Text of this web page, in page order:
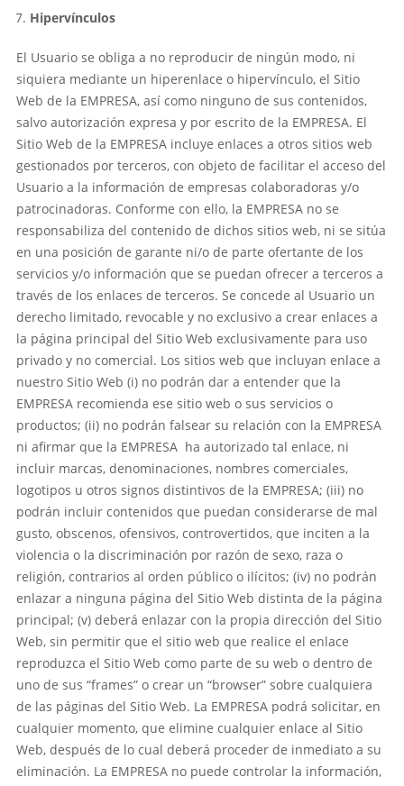
Hipervínculos
El Usuario se obliga a no reproducir de ningún modo, ni
siquiera mediante un hiperenlace o hipervínculo, el Sitio
Web de la EMPRESA, así como ninguno de sus contenidos,
salvo autorización expresa y por escrito de la EMPRESA. El
Sitio Web de la EMPRESA incluye enlaces a otros sitios web
gestionados por terceros, con objeto de facilitar el acceso del
Usuario a la información de empresas colaboradoras y/o
patrocinadoras. Conforme con ello, la EMPRESA no se
responsabiliza del contenido de dichos sitios web, ni se sitúa
en una posición de garante ni/o de parte ofertante de los
servicios y/o información que se puedan ofrecer a terceros a
través de los enlaces de terceros. Se concede al Usuario un
derecho limitado, revocable y no exclusivo a crear enlaces a
la página principal del Sitio Web exclusivamente para uso
privado y no comercial. Los sitios web que incluyan enlace a
nuestro Sitio Web (i) no podrán dar a entender que la
EMPRESA recomienda ese sitio web o sus servicios o
productos; (ii) no podrán falsear su relación con la EMPRESA
ni afirmar que la EMPRESA ha autorizado tal enlace, ni
incluir marcas, denominaciones, nombres comerciales,
logotipos u otros signos distintivos de la EMPRESA; (iii) no
podrán incluir contenidos que puedan considerarse de mal
gusto, obscenos, ofensivos, controvertidos, que inciten a la
violencia o la discriminación por razón de sexo, raza o
religión, contrarios al orden público o ilícitos; (iv) no podrán
enlazar a ninguna página del Sitio Web distinta de la página
principal; (v) deberá enlazar con la propia dirección del Sitio
Web, sin permitir que el sitio web que realice el enlace
reproduzca el Sitio Web como parte de su web o dentro de
uno de sus “frames” o crear un “browser” sobre cualquiera
de las páginas del Sitio Web. La EMPRESA podrá solicitar, en
cualquier momento, que elimine cualquier enlace al Sitio
Web, después de lo cual deberá proceder de inmediato a su
eliminación. La EMPRESA no puede controlar la información,